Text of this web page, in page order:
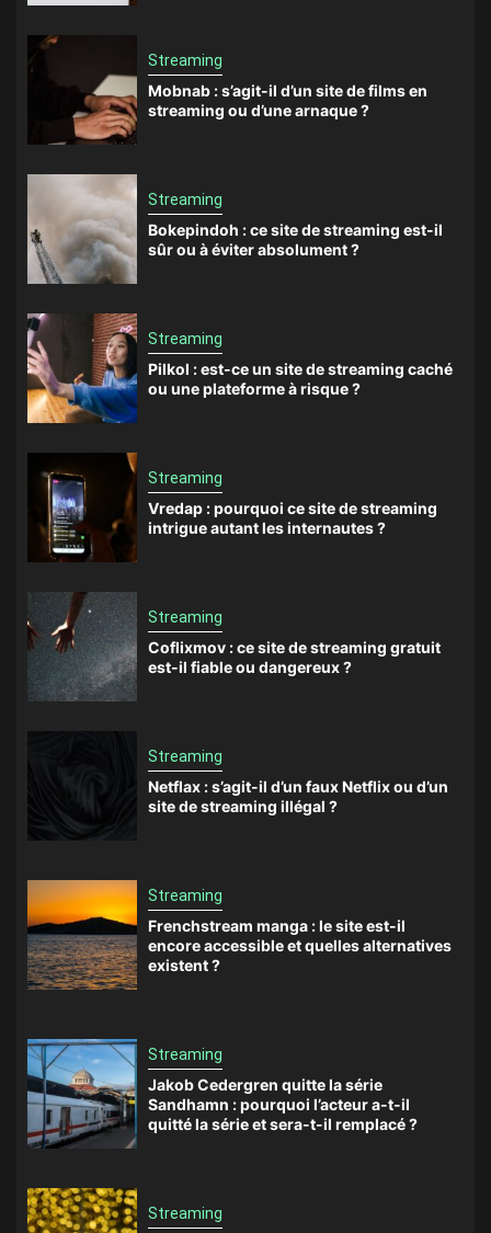
Streaming
Mobnab : s’agit-il d’un site de films en
streaming ou d’une arnaque ?
Streaming
Bokepindoh : ce site de streaming est-il
sûr ou à éviter absolument ?
Streaming
Pilkol : est-ce un site de streaming caché
ou une plateforme à risque ?
Streaming
Vredap : pourquoi ce site de streaming
intrigue autant les internautes ?
Streaming
Coflixmov : ce site de streaming gratuit
est-il fiable ou dangereux ?
Streaming
Netflax : s’agit-il d’un faux Netflix ou d’un
site de streaming illégal ?
Streaming
Frenchstream manga : le site est-il
encore accessible et quelles alternatives
existent ?
Streaming
Jakob Cedergren quitte la série
Sandhamn : pourquoi l’acteur a-t-il
quitté la série et sera-t-il remplacé ?
Streaming